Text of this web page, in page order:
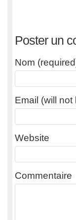
Poster un
Nom
Email (will
Website
Commentaire